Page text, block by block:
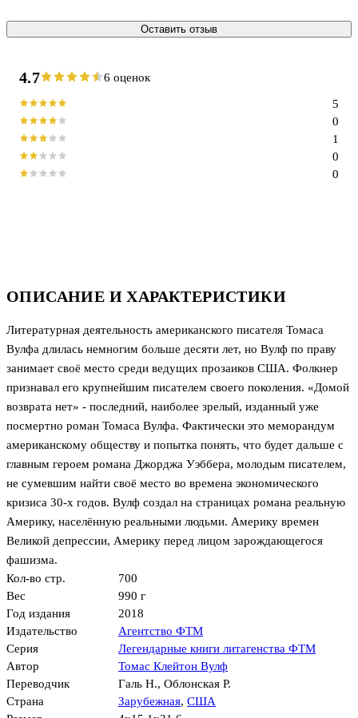
ОПИСАНИЕ И ХАРАКТЕРИСТИКИ
Литературная деятельность американского писателя Томаса
Вулфа длилась немногим больше десяти лет, но Вулф по праву
занимает своё место среди ведущих прозаиков США. Фолкнер
признавал его крупнейшим писателем своего поколения. «Домой
возврата нет» - последний, наиболее зрелый, изданный уже
посмертно роман Томаса Вулфа. Фактически это меморандум
американскому обществу и попытка понять, что будет дальше с
главным героем романа Джорджа Уэббера, молодым писателем,
не сумевшим найти своё место во времена экономического
кризиса 30-х годов. Вулф создал на страницах романа реальную
Америку, населённую реальными людьми. Америку времен
Великой депрессии, Америку перед лицом зарождающегося
фашизма.
Кол-во стр.
700
Вес
990 г
Год издания
2018
Издательство
Агентство ФТМ
Серия
Легендарные книги литагенства ФТМ
Автор
Томас Клейтон Вулф
Переводчик
Галь Н., Облонская Р.
Страна
Зарубежная, США
Оставить отзыв
4.7 6 оценок
0
0
1
0
5